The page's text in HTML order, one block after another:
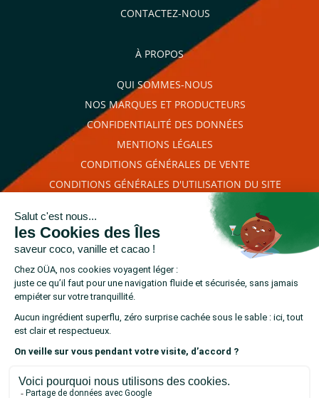
CONTACTEZ-NOUS
À PROPOS
QUI SOMMES-NOUS
NOS MARQUES ET PRODUCTEURS
CONFIDENTIALITÉ DES DONNÉES
MENTIONS LÉGALES
CONDITIONS GÉNÉRALES DE VENTE
CONDITIONS GÉNÉRALES D'UTILISATION DU SITE
RETROUVEZ-NOUS SUR
Marchand approuvé par la Société des Avis Garantis,